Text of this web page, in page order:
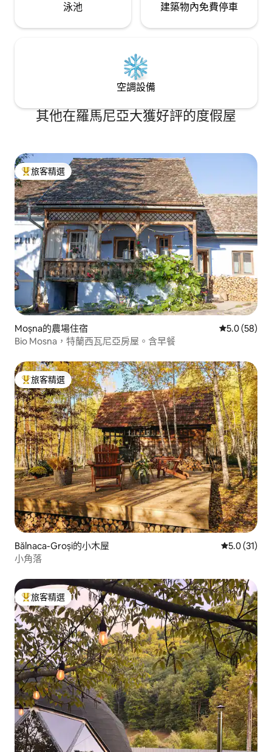
泳池 建築物內免費停車
空調設備
其他在羅馬尼亞大獲好評的度假屋
旅客精選榜首
旅客精選
Moșna的農場住宿 從 58 則評
5.0 (58)
Bio Mosna，特蘭西瓦尼亞房屋。含早餐
旅客精選榜首
旅客精選
Bălnaca-Groși的小木屋 從 31 則評
5.0 (31)
小角落
旅客精選榜首
旅客精選